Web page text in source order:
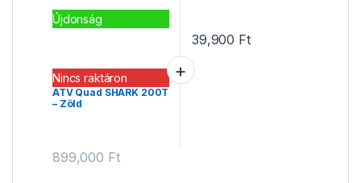
Újdonság
Nincs raktáron
ATV Quad SHARK 200T
– Zöld
899,000 Ft
39,900 Ft